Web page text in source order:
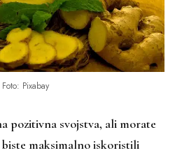
Foto: Pixabay
pozitivna svojstva, ali morate
maksimalno iskoristili